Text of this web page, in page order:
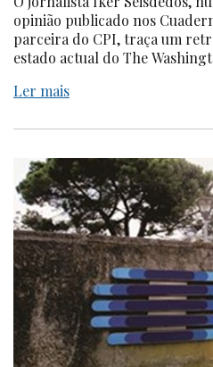
opinião publicado nos
parceira do CPI, traça um
estado actual do The
Ler mais